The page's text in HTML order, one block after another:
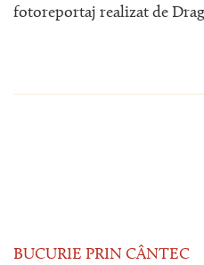
fotoreportaj realizat de
BUCURIE PRIN CÂNTEC